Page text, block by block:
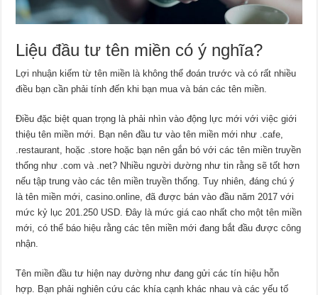
Liệu đầu tư tên miền có ý nghĩa?
Lợi nhuận kiếm từ tên miền là không thể đoán trước và có rất nhiều
điều bạn cần phải tính đến khi bạn mua và bán các tên miền.
Điều đặc biệt quan trọng là phải nhìn vào động lực mới với việc giới
thiệu tên miền mới. Bạn nên đầu tư vào tên miền mới như .cafe,
.restaurant, hoặc .store hoặc bạn nên gắn bó với các tên miền truyền
thống như .com và .net? Nhiều người dường như tin rằng sẽ tốt hơn
nếu tập trung vào các tên miền truyền thống. Tuy nhiên, đáng chú ý
là tên miền mới, casino.online, đã được bán vào đầu năm 2017 với
mức kỷ lục 201.250 USD. Đây là mức giá cao nhất cho một tên miền
mới, có thể báo hiệu rằng các tên miền mới đang bắt đầu được công
nhận.
Tên miền đầu tư hiện nay dường như đang gửi các tín hiệu hỗn
hợp. Bạn phải nghiên cứu các khía cạnh khác nhau và các yếu tố